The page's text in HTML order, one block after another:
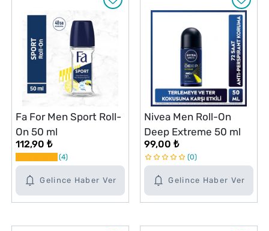
Gelince Haber Ver
Fa For Men Sport Roll-
On 50 ml
112,90 ₺
4
Gelince Haber Ver
Nivea Men Roll-On
Deep Extreme 50 ml
99,00 ₺
0